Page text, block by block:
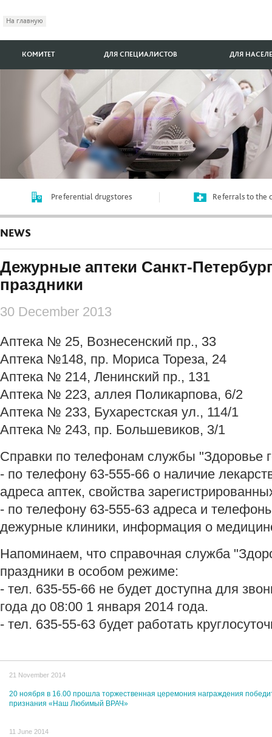
На главную
КОМИТЕТ ДЛЯ СПЕЦИАЛИСТОВ ДЛЯ
Preferential drugstores Referrals to the
NEWS
Дежурные аптеки Санкт-
праздники
30 December 2013
Аптека № 25, Вознесенский пр., 33
Аптека №148, пр. Мориса Тореза, 24
Аптека № 214, Ленинский пр., 131
Аптека № 223, аллея Поликарпова, 6/2
Аптека № 233, Бухарестская ул., 114/1
Аптека № 243, пр. Большевиков, 3/1
Справки по телефонам службы "Здоровье
- по телефону 63-555-66 о наличие
адреса аптек, свойства
- по телефону 63-555-63 адреса и
дежурные клиники, информация о
Напоминаем, что справочная служба
праздники в особом режиме:
- тел. 635-55-66 не будет доступна для
года до 08:00 1 января 2014 года.
- тел. 635-55-63 будет работать
21 November 2014
20 ноября в 16.00 прошла торжественная церемония награждения
признания «Наш Любимый ВРАЧ»
11 June 2014